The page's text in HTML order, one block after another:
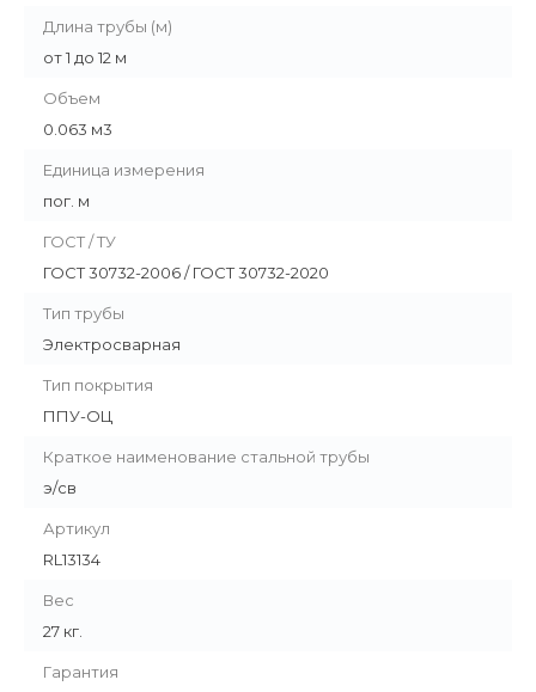
Длина трубы (м)
от 1 до 12 м
Объем
0.063 м3
Единица измерения
пог. м
ГОСТ / ТУ
ГОСТ 30732-2006 / ГОСТ 30732-2020
Тип трубы
Электросварная
Тип покрытия
ППУ-ОЦ
Краткое наименование стальной трубы
э/св
Артикул
RL13134
Вес
27 кг.
Гарантия